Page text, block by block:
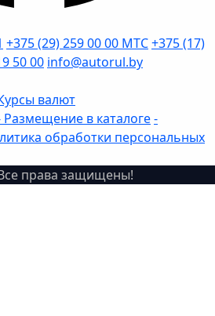
+375 (29) 259 00 00 МТС+375 (17)
50 00 info@autorul.by
валют
Размещение в каталоге-
обработки персональных
права защищены!